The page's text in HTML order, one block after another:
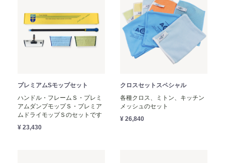
プレミアムSモップセット
ハンドル・フレームＳ・プレミ
アムダンプモップＳ・プレミア
ムドライモップＳのセットです
¥ 23,430
クロスセットスペシャル
各種クロス、ミトン、キッチン
メッシュのセット
¥ 26,840